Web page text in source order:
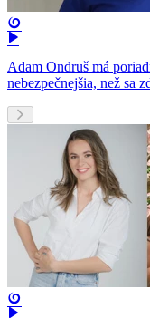
Adam Ondruš má
nebezpečnejšia, než sa